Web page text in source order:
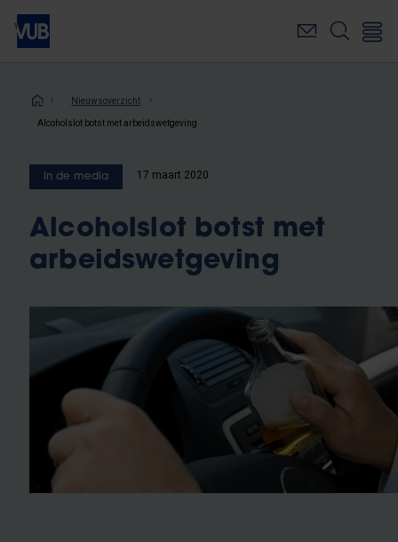
Overslaan
naar
inhoudKruimelpad
Nieuwsoverzicht
Alcoholslot botst met arbeidswetgeving
In de media 17 maart 2020
Alcoholslot botst met
arbeidswetgeving